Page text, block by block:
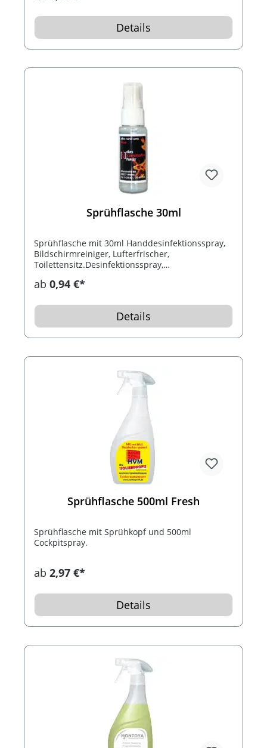
Details
Sprühflasche 30ml
Sprühflasche mit 30ml Handdesinfektionsspray,
Bildschirmreiniger, Lufterfrischer,
Toilettensitz.Desinfektionsspray,
ab 0,94 €*
Details
Sprühflasche 500ml Fresh
Sprühflasche mit Sprühkopf und 500ml
Cockpitspray.
ab 2,97 €*
Details